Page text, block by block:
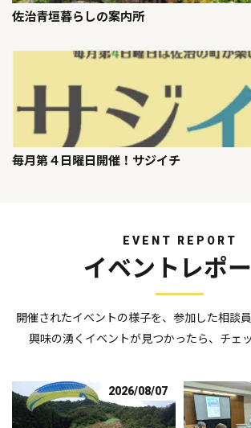
佐治青垣暮らしの案内所
毎月第４日曜日開催！サジイチ
EVENT REPORT
イベントレポ
開催されたイベントの様子を、参加した相談
興味の湧くイベントが見つかったら、チェ
2026/08/07